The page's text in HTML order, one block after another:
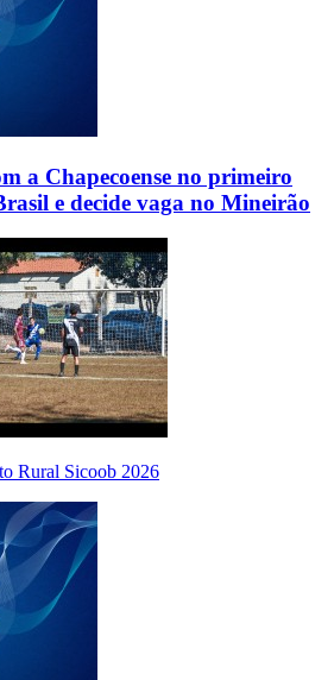
a Chapecoense no primeiro
e decide vaga no Mineirão
Rural Sicoob 2026